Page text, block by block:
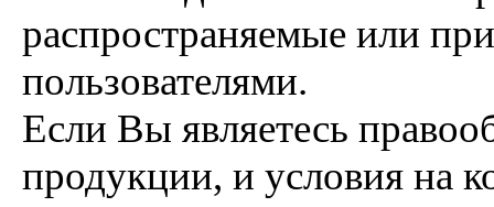
распространяемые или
пользователями.
Если Вы являетесь
продукции, и условия на